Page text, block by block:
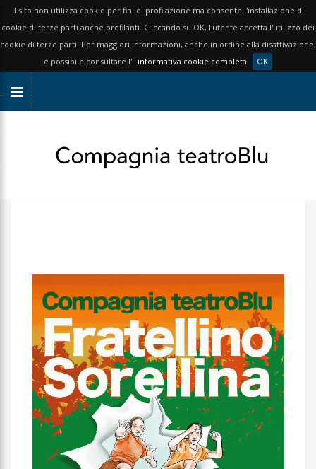
Il sito non utilizza cookie per fini di profilazione ma consente l'installazione di
cookie di terze parti anche profilanti. Cliccando su OK, l'utente accetta l'utilizzo dei
cookie di terze parti. Per maggiori informazioni, anche in ordine alla disattivazione,
è possibile consultare l' informativa cookie completa OK